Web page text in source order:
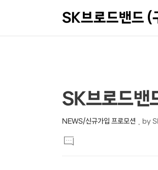
SK브로드밴드 (
상
세
컨
텐
본
문
제
목
SK브로드밴
NEWS/신규가입 프로모션 by
문
댓
글